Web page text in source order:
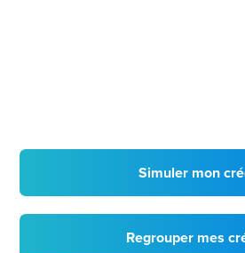
Simuler mon
Regrouper mes